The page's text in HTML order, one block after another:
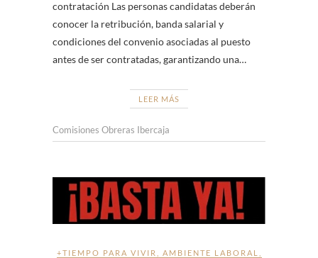
contratación Las personas candidatas deberán
conocer la retribución, banda salarial y
condiciones del convenio asociadas al puesto
antes de ser contratadas, garantizando una…
LEER MÁS
Comisiones Obreras Ibercaja
+TIEMPO PARA VIVIR AMBIENTE LABORAL